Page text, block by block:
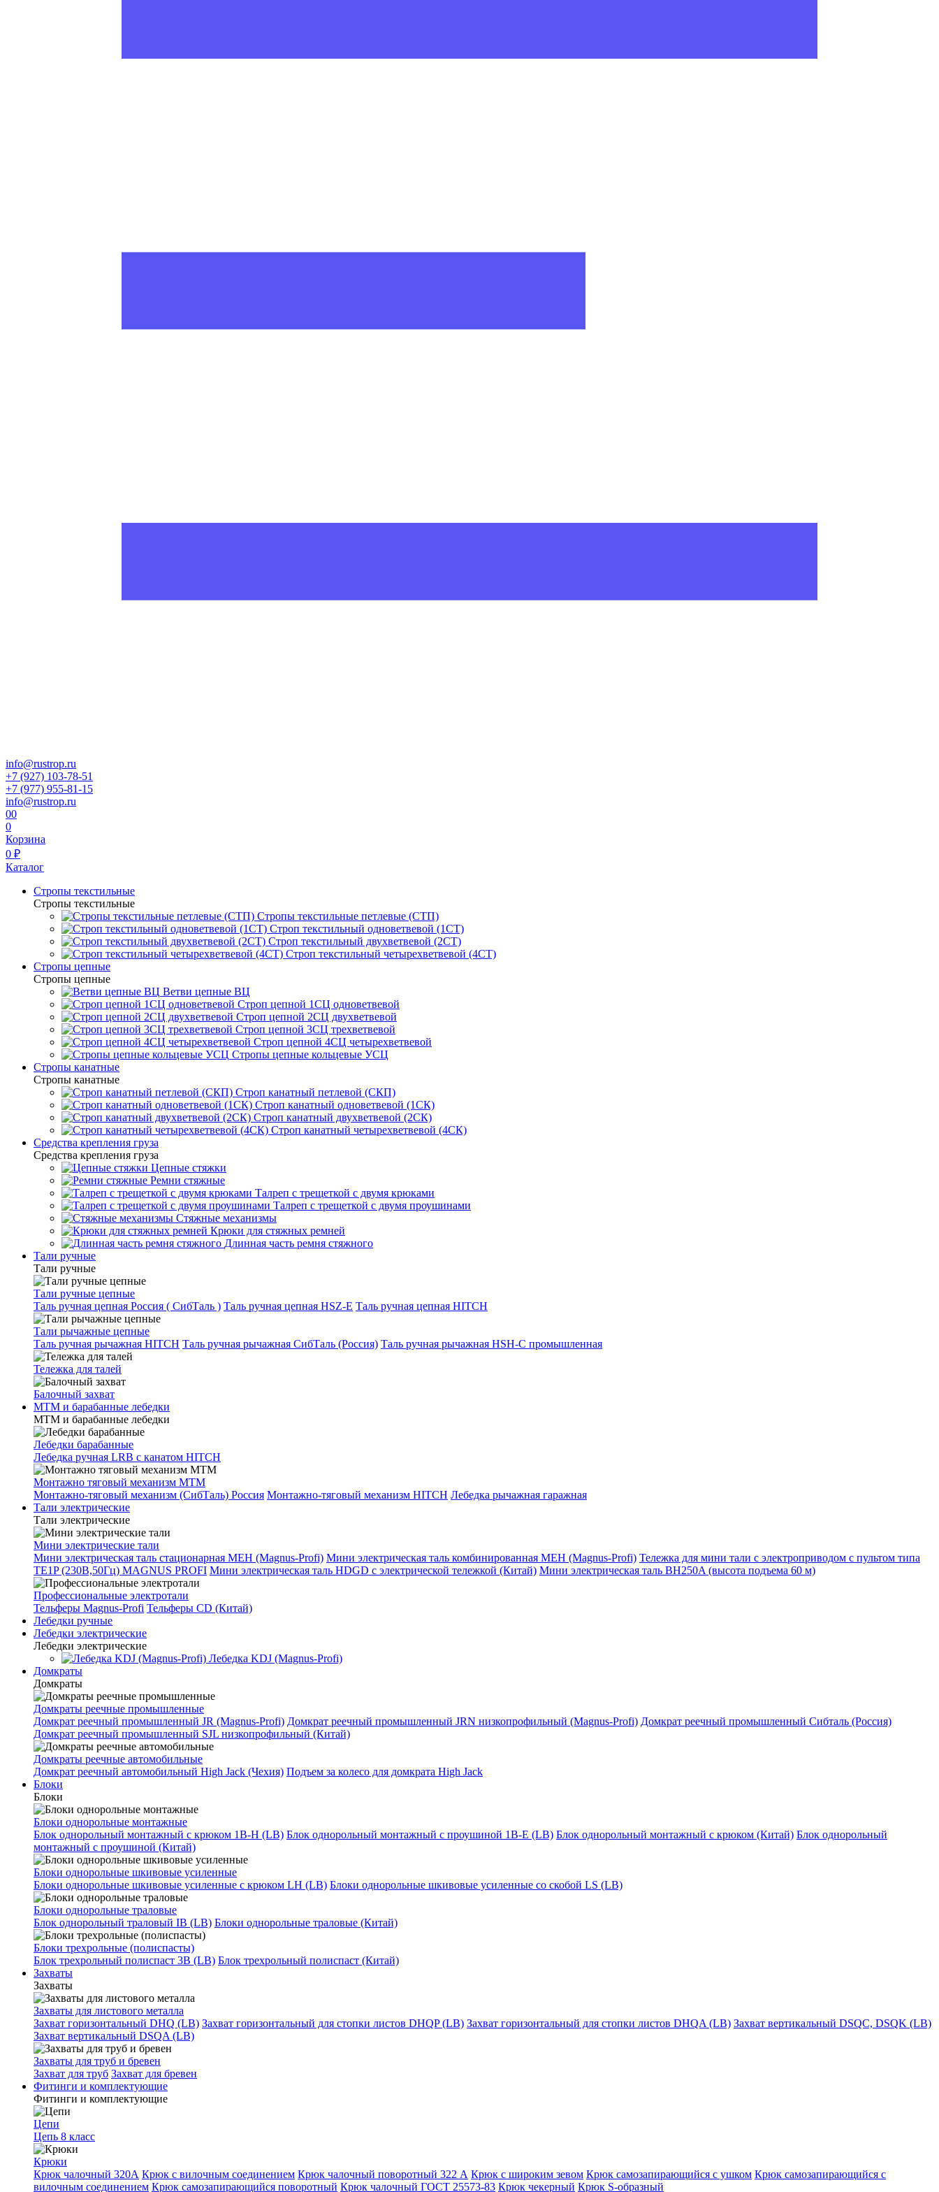
info@rustrop.ru
+7 (927) 103-78-51
+7 (977) 955-81-15
info@rustrop.ru
00
0
Корзина
0 ₽
Каталог
Стропы текстильные
Стропы текстильные
Стропы текстильные петлевые (СТП)
Строп текстильный одноветвевой (1СТ)
Строп текстильный двухветвевой (2СТ)
Строп текстильный четырехветвевой (4СТ)
Стропы цепные
Стропы цепные
Ветви цепные ВЦ
Строп цепной 1СЦ одноветвевой
Строп цепной 2СЦ двухветвевой
Строп цепной 3СЦ трехветвевой
Строп цепной 4СЦ четырехветвевой
Стропы цепные кольцевые УСЦ
Стропы канатные
Стропы канатные
Строп канатный петлевой (СКП)
Строп канатный одноветвевой (1СК)
Строп канатный двухветвевой (2СК)
Строп канатный четырехветвевой (4СК)
Средства крепления груза
Средства крепления груза
Цепные стяжки
Ремни стяжные
Талреп с трещеткой с двумя крюками
Талреп с трещеткой с двумя проушинами
Стяжные механизмы
Крюки для стяжных ремней
Длинная часть ремня стяжного
Тали ручные
Тали ручные
Тали ручные цепные
Таль ручная цепная Россия ( СибТаль ) Таль ручная цепная HSZ-E Таль ручная цепная HITCH
Тали рычажные цепные
Таль ручная рычажная HITCH Таль ручная рычажная СибТаль (Россия) Таль ручная рычажная HSH-C промышленная
Тележка для талей
Балочный захват
МТМ и барабанные лебедки
МТМ и барабанные лебедки
Лебедки барабанные
Лебедка ручная LRB с канатом HITCH
Монтажно тяговый механизм МТМ
Монтажно-тяговый механизм (СибТаль) Россия Монтажно-тяговый механизм HITCH Лебедка рычажная гаражная
Тали электрические
Тали электрические
Мини электрические тали
Мини электрическая таль стационарная МЕН (Magnus-Profi) Мини электрическая таль комбинированная МЕН (Magnus-Profi) Тележка для мини тали с электроприводом с пультом типа
TE1P (230В,50Гц) MAGNUS PROFI Мини электрическая таль HDGD с электрической тележкой (Китай) Мини электрическая таль BH250A (высота подъема 60 м)
Профессиональные электротали
Тельферы Magnus-Profi Тельферы CD (Китай)
Лебедки ручные
Лебедки электрические
Лебедки электрические
Лебедка KDJ (Magnus-Profi)
Домкраты
Домкраты
Домкраты реечные промышленные
Домкрат реечный промышленный JR (Magnus-Profi) Домкрат реечный промышленный JRN низкопрофильный (Magnus-Profi) Домкрат реечный промышленный Сибталь (Россия)
Домкрат реечный промышленный SJL низкопрофильный (Китай)
Домкраты реечные автомобильные
Домкрат реечный автомобильный High Jack (Чехия) Подъем за колесо для домкрата High Jack
Блоки
Блоки
Блоки однорольные монтажные
Блок однорольный монтажный с крюком 1B-H (LB) Блок однорольный монтажный с проушиной 1B-E (LB) Блок однорольный монтажный с крюком (Китай) Блок однорольный
монтажный с проушиной (Китай)
Блоки однорольные шкивовые усиленные
Блоки однорольные шкивовые усиленные с крюком LH (LB) Блоки однорольные шкивовые усиленные со скобой LS (LB)
Блоки однорольные траловые
Блок однорольный траловый IB (LB) Блоки однорольные траловые (Китай)
Блоки трехрольные (полиспасты)
Блок трехрольный полиспаст 3B (LB) Блок трехрольный полиспаст (Китай)
Захваты
Захваты
Захваты для листового металла
Захват горизонтальный DHQ (LB) Захват горизонтальный для стопки листов DHQP (LB) Захват горизонтальный для стопки листов DHQA (LB) Захват вертикальный DSQC, DSQK (LB)
Захват вертикальный DSQA (LB)
Захваты для труб и бревен
Захват для труб Захват для бревен
Фитинги и комплектующие
Фитинги и комплектующие
Цепи
Цепь 8 класс
Крюки
Крюк чалочный 320А Крюк с вилочным соединением Крюк чалочный поворотный 322 А Крюк с широким зевом Крюк самозапирающийся с ушком Крюк самозапирающийся с
вилочным соединением Крюк самозапирающийся поворотный Крюк чалочный ГОСТ 25573-83 Крюк чекерный Крюк S-образный